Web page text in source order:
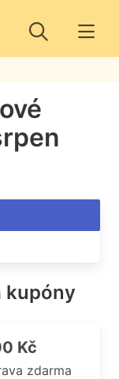
kupóny
Kč
zdarma